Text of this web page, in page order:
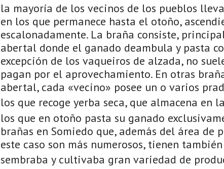
la mayoría de los vecinos de los pueblos
en los que permanece hasta el otoño,
escalonadamente. La braña consiste,
abertal donde el ganado deambula y pasta
excepción de los vaqueiros de alzada, no
pagan por el aprovechamiento. En otras
abertal, cada «vecino» posee un o varios
los que recoge yerba seca, que almacena en
los que en otoño pasta su ganado
brañas en Somiedo que, además del área de
este caso son más numerosos, tienen
sembraba y cultivaba gran variedad de